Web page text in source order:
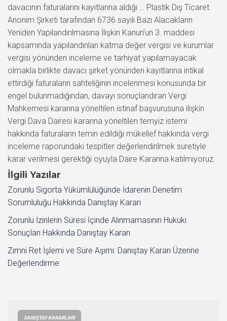
davacının faturalarını kayıtlarına aldığı … Plastik Dış Ticaret
Anonim Şirketi tarafından 6736 sayılı Bazı Alacakların
Yeniden Yapılandırılmasına İlişkin Kanun’un 3. maddesi
kapsamında yapılandırılan katma değer vergisi ve kurumlar
vergisi yönünden inceleme ve tarhiyat yapılamayacak
olmakla birlikte davacı şirket yönünden kayıtlarına intikal
ettirdiği faturaların sahteliğinin incelenmesi konusunda bir
engel bulunmadığından, davayı sonuçlandıran Vergi
Mahkemesi kararına yöneltilen istinaf başvurusuna ilişkin
Vergi Dava Dairesi kararına yöneltilen temyiz istemi
hakkında faturaların temin edildiği mükellef hakkında vergi
inceleme raporundaki tespitler değerlendirilmek suretiyle
karar verilmesi gerektiği oyuyla Daire Kararına katılmıyoruz.
İlgili Yazılar
Zorunlu Sigorta Yükümlülüğünde İdarenin Denetim
Sorumluluğu Hakkında Danıştay Kararı
Zorunlu İzinlerin Süresi İçinde Alınmamasının Hukuki
Sonuçları Hakkında Danıştay Kararı
Zımni Ret İşlemi ve Süre Aşımı: Danıştay Kararı Üzerine
Değerlendirme
DANIŞTAY KARARLARI